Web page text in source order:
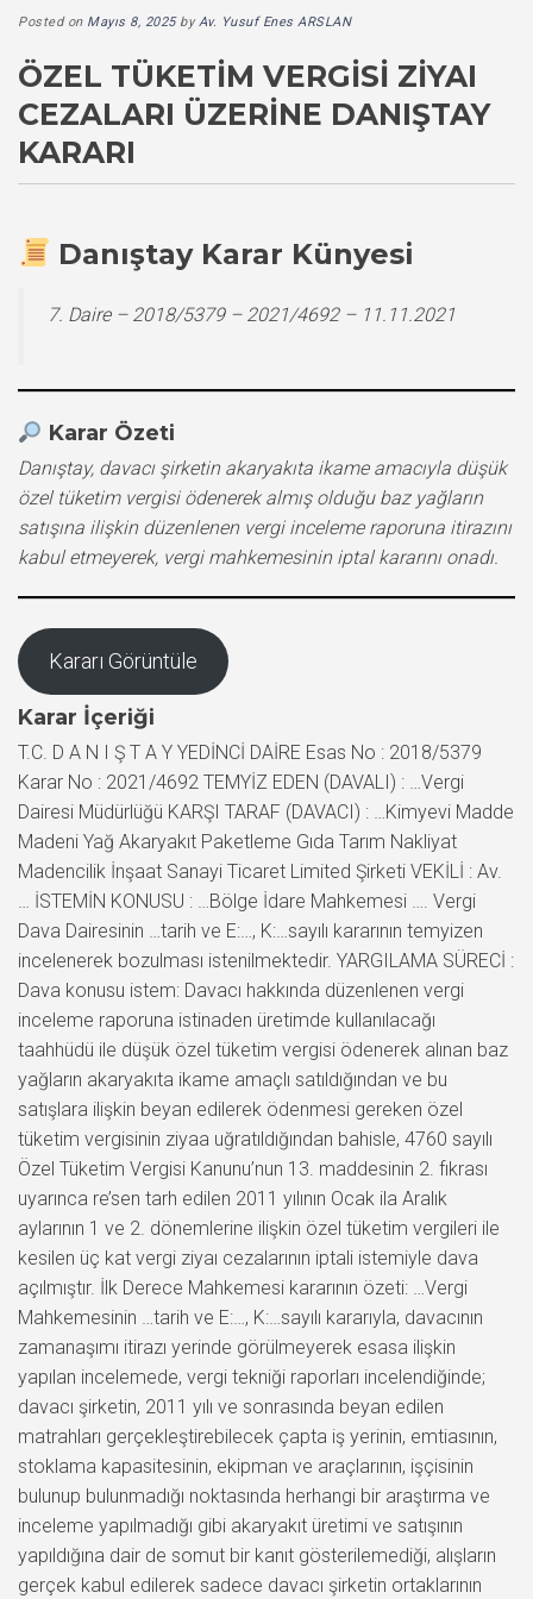
Posted on Mayıs 8, 2025byAv. Yusuf Enes ARSLAN
ÖZEL TÜKETIM VERGISI ZIYAI
CEZALARI ÜZERINE DANIŞTAY
KARARI
Danıştay Karar Künyesi
7. Daire – 2018/5379 – 2021/4692 – 11.11.2021
Karar Özeti
Danıştay, davacı şirketin akaryakıta ikame amacıyla düşük
özel tüketim vergisi ödenerek almış olduğu baz yağların
satışına ilişkin düzenlenen vergi inceleme raporuna itirazını
kabul etmeyerek, vergi mahkemesinin iptal kararını onadı.
Kararı Görüntüle
Karar İçeriği
T.C. D A N I Ş T A Y YEDİNCİ DAİRE Esas No : 2018/5379
Karar No : 2021/4692 TEMYİZ EDEN (DAVALI) : …Vergi
Dairesi Müdürlüğü KARŞI TARAF (DAVACI) : …Kimyevi Madde
Madeni Yağ Akaryakıt Paketleme Gıda Tarım Nakliyat
Madencilik İnşaat Sanayi Ticaret Limited Şirketi VEKİLİ : Av.
… İSTEMİN KONUSU : …Bölge İdare Mahkemesi …. Vergi
Dava Dairesinin …tarih ve E:…, K:…sayılı kararının temyizen
incelenerek bozulması istenilmektedir. YARGILAMA SÜRECİ :
Dava konusu istem: Davacı hakkında düzenlenen vergi
inceleme raporuna istinaden üretimde kullanılacağı
taahhüdü ile düşük özel tüketim vergisi ödenerek alınan baz
yağların akaryakıta ikame amaçlı satıldığından ve bu
satışlara ilişkin beyan edilerek ödenmesi gereken özel
tüketim vergisinin ziyaa uğratıldığından bahisle, 4760 sayılı
Özel Tüketim Vergisi Kanunu’nun 13. maddesinin 2. fıkrası
uyarınca re’sen tarh edilen 2011 yılının Ocak ila Aralık
aylarının 1 ve 2. dönemlerine ilişkin özel tüketim vergileri ile
kesilen üç kat vergi ziyaı cezalarının iptali istemiyle dava
açılmıştır. İlk Derece Mahkemesi kararının özeti: …Vergi
Mahkemesinin …tarih ve E:…, K:…sayılı kararıyla, davacının
zamanaşımı itirazı yerinde görülmeyerek esasa ilişkin
yapılan incelemede, vergi tekniği raporları incelendiğinde;
davacı şirketin, 2011 yılı ve sonrasında beyan edilen
matrahları gerçekleştirebilecek çapta iş yerinin, emtiasının,
stoklama kapasitesinin, ekipman ve araçlarının, işçisinin
bulunup bulunmadığı noktasında herhangi bir araştırma ve
inceleme yapılmadığı gibi akaryakıt üretimi ve satışının
yapıldığına dair de somut bir kanıt gösterilemediği, alışların
gerçek kabul edilerek sadece davacı şirketin ortaklarının